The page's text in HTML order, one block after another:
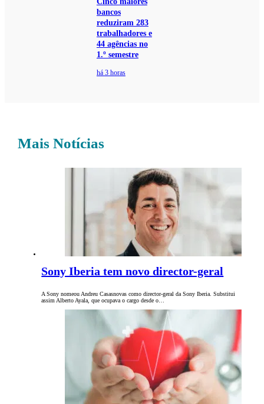
bancos
reduziram 283
trabalhadores e
44 agências no
1.º semestre
há 3 horas
Mais Notícias
Sony Iberia tem novo director-geral
A Sony nomeou Andreu Casasnovas como director-geral da Sony Iberia. Substitui
assim Alberto Ayala, que ocupava o cargo desde o…